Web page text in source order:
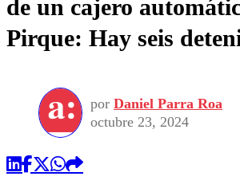
de un cajero
Pirque: Hay seis
por Daniel Parra Roa
octubre 23, 2024